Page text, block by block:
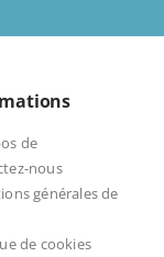
de
nous
générales de
de cookies